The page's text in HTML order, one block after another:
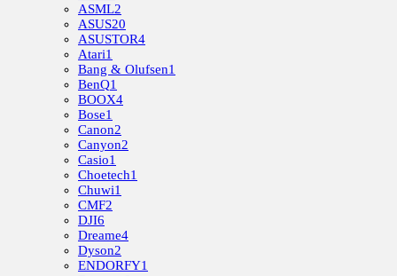
ASML2
ASUS20
ASUSTOR4
Atari1
Bang & Olufsen1
BenQ1
BOOX4
Bose1
Canon2
Canyon2
Casio1
Choetech1
Chuwi1
CMF2
DJI6
Dreame4
Dyson2
ENDORFY1